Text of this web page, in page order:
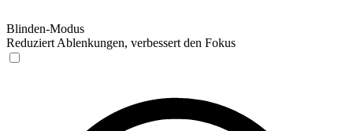
Blinden-Modus
Reduziert Ablenkungen, verbessert den Fokus